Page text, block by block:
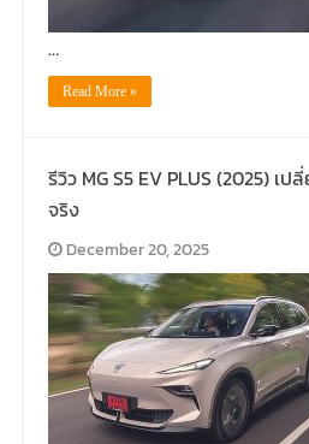
…
Read More »
รีวิว MG S5 EV PLUS (2025)
จริง
December 20, 2025